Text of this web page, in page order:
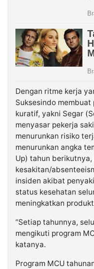
Dengan ritme kerja
Suksesindo
kuratif, yakni Segar
menyasar pekerja
menurunkan risiko
menurunkan angka
Up) tahun berikutnya,
kesakitan/
insiden akibat
status kesehatan
meningkatkan
“Setiap tahunnya,
mengikuti program
katanya.
Program MCU